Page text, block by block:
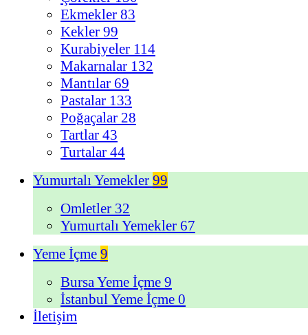
Ekmekler 83
Kekler 99
Kurabiyeler 114
Makarnalar 132
Mantılar 69
Pastalar 133
Poğaçalar 28
Tartlar 43
Turtalar 44
Yumurtalı Yemekler 99
Omletler 32
Yumurtalı Yemekler 67
Yeme İçme 9
Bursa Yeme İçme 9
İstanbul Yeme İçme 0
İletişim